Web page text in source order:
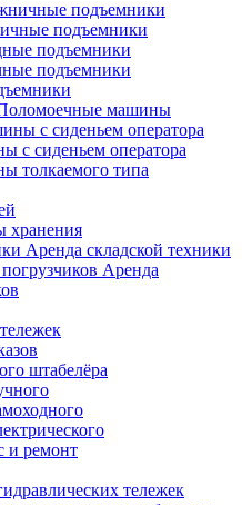
подъемники
подъемники
подъемники
машины
с сиденьем оператора
толкаемого типа
хранения
Аренда складской техники
Аренда
штабелёра
и ремонт
тележек